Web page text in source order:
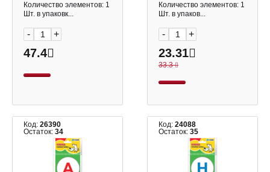
Количество элементов: 1
Шт. в упаковк...
- +
47.4
Количество элементов: 1
Шт. в упаков...
- +
23.31
33.3
Код: 26390
Остаток: 34
Код:24088
Остаток:35